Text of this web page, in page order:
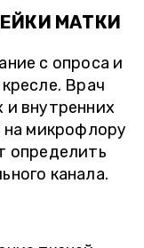
МАТКИ
с опроса и
Врач
и внутренних
на микрофлору
определить
канала.